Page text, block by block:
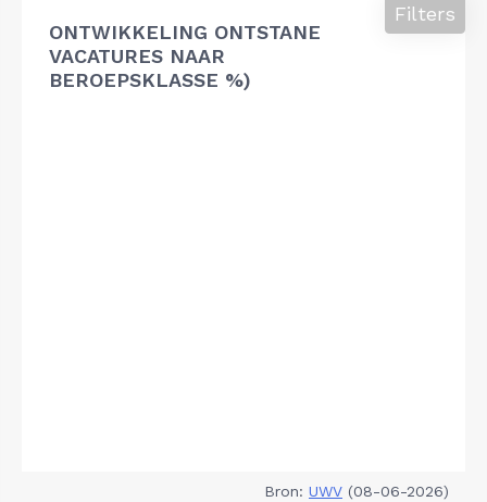
ONTWIKKELING ONTSTANE
VACATURES NAAR
BEROEPSKLASSE %)
Filters
Bron: UWV (08-06-2026)